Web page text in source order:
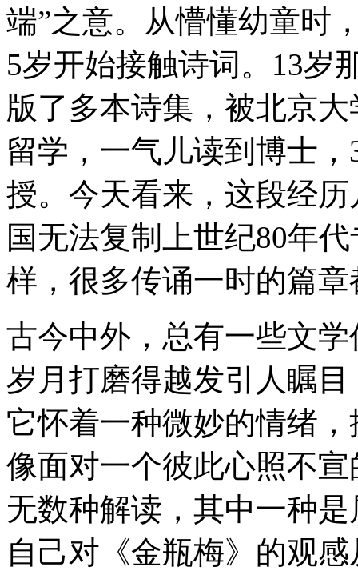
端”之意。从懵懂幼童时
5岁开始接触诗词。13岁
版了多本诗集，被北京
留学，一气儿读到博士
授。今天看来，这段经
国无法复制上世纪80年
样，很多传诵一时的篇
古今中外，总有一些文
岁月打磨得越发引人瞩
它怀着一种微妙的情绪
像面对一个彼此心照不
无数种解读，其中一种
自己对《金瓶梅》的观